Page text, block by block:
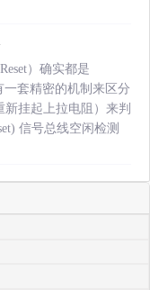
）确实都是
套精密的机制来区分
挂起上拉电阻）来判
信号总线空闲检测